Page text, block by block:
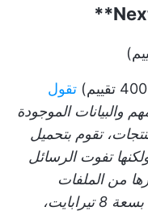
تقول
والبيانات الموجودة
تقوم بتحميل
تفوت الرسائل
من الملفات
الهامة. مع وجود قرص صلب بسعة 8 تيرابايت،